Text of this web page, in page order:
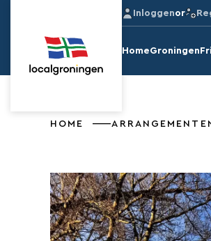
Inloggenor
HomeGroningen
HOME